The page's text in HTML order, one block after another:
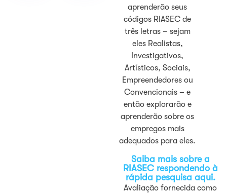
aprenderão seus
códigos RIASEC de
três letras – sejam
eles Realistas,
Investigativos,
Artísticos, Sociais,
Empreendedores ou
Convencionais – e
então explorarão e
aprenderão sobre os
empregos mais
adequados para eles.
Saiba mais sobre a
RIASEC respondendo à
rápida pesquisa aqui.
Avaliação fornecida como